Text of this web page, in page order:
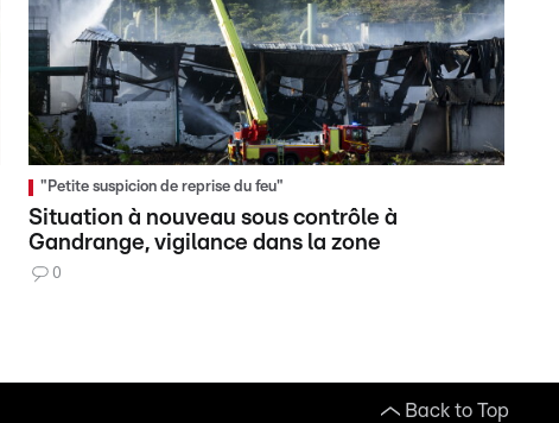
"Petite suspicion de reprise du feu"
Situation à nouveau sous contrôle à
Gandrange, vigilance dans la zone
0
Back to Top